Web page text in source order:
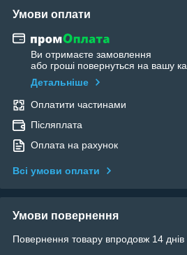
Умови оплати
Ви отримаєте замовлення
або гроші повернуться на вашу
Детальніше
Оплатити частинами
Післяплата
Оплата на рахунок
Всі умови оплати
Умови повернення
Повернення товару впродовж 14 днів